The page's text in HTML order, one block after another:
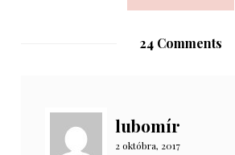
24 Comments
lubomír
2 októbra, 2017